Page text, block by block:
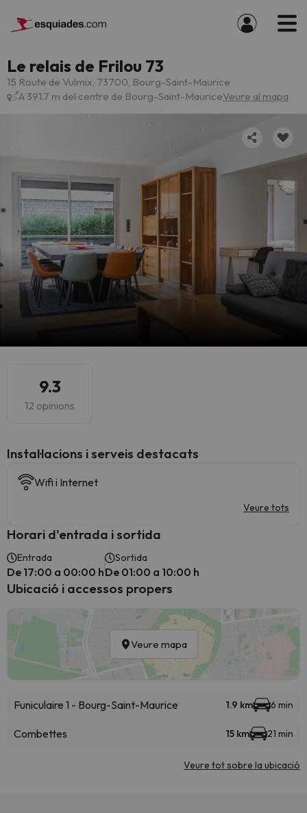
Le relais de Frilou 73
15 Route de Vulmix, 73700, Bourg-Saint-Maurice
A 391.7 m del centre de Bourg-Saint-MauriceVeure al mapa
9.3
12 opinions
Instal·lacions i serveis destacats
Wifi i Internet
Veure tots
Horari d'entrada i sortida
Entrada
De 17:00 a 00:00 h
Sortida
De 01:00 a 10:00 h
Ubicació i accessos propers
Veure mapa
Funiculaire 1 - Bourg-Saint-Maurice 1.9 km 6 min
Combettes 15 km 21 min
Veure tot sobre la ubicació